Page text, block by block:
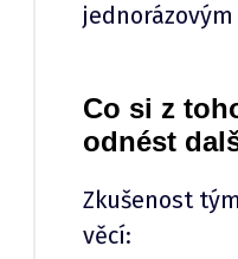
Co si z
odnést
Zkušenost
věcí: